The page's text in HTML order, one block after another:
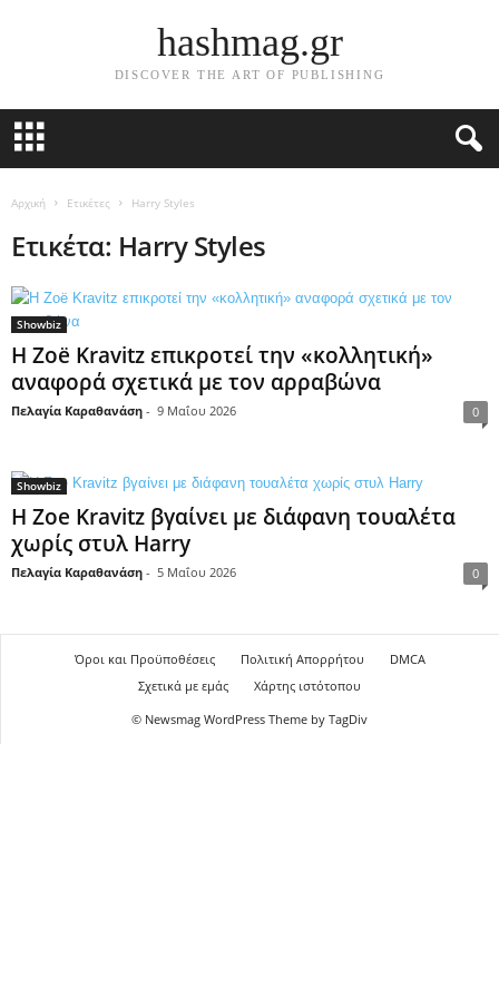
hashmag.gr
DISCOVER THE ART OF PUBLISHING
Αρχική Ετικέτες Harry Styles
Ετικέτα: Harry Styles
Showbiz
Η Zoë Kravitz επικροτεί την «κολλητική»
αναφορά σχετικά με τον αρραβώνα
Πελαγία Καραθανάση - 9 Μαΐου 2026 0
Showbiz
Η Zoe Kravitz βγαίνει με διάφανη τουαλέτα
χωρίς στυλ Harry
Πελαγία Καραθανάση - 5 Μαΐου 2026 0
Όροι και Προϋποθέσεις Πολιτική Απορρήτου
DMCA
Σχετικά με εμάς
Χάρτης ιστότοπου
© Newsmag WordPress Theme by TagDiv